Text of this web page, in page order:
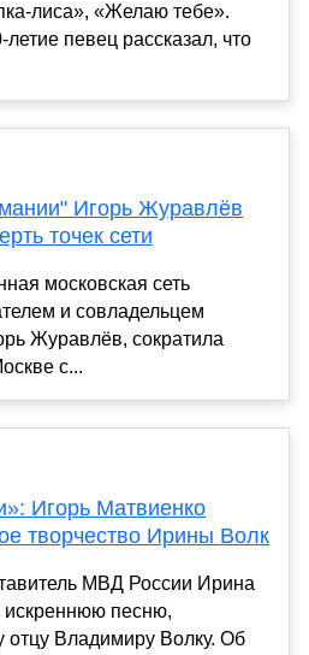
лиса», «Желаю тебе».
певец рассказал, что
Игорь Журавлёв
точек сети
московская сеть
и совладельцем
Журавлёв, сократила
с...
Игорь Матвиенко
творчество Ирины Волк
МВД России Ирина
искреннюю песню,
Владимиру Волку. Об